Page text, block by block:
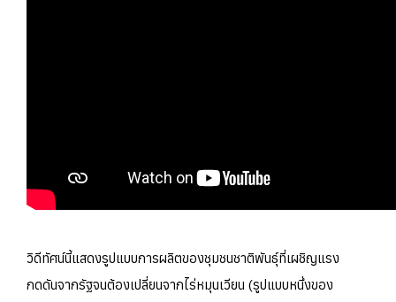
วิดีทัศน์นี้แสดงรูปแบบการผลิตของชุมชนชาติพันธุ์ที่เผชิญแรง
กดดันจากรัฐจนต้องเปลี่ยนจากไร่หมุนเวียน (รูปแบบหนึ่งของ